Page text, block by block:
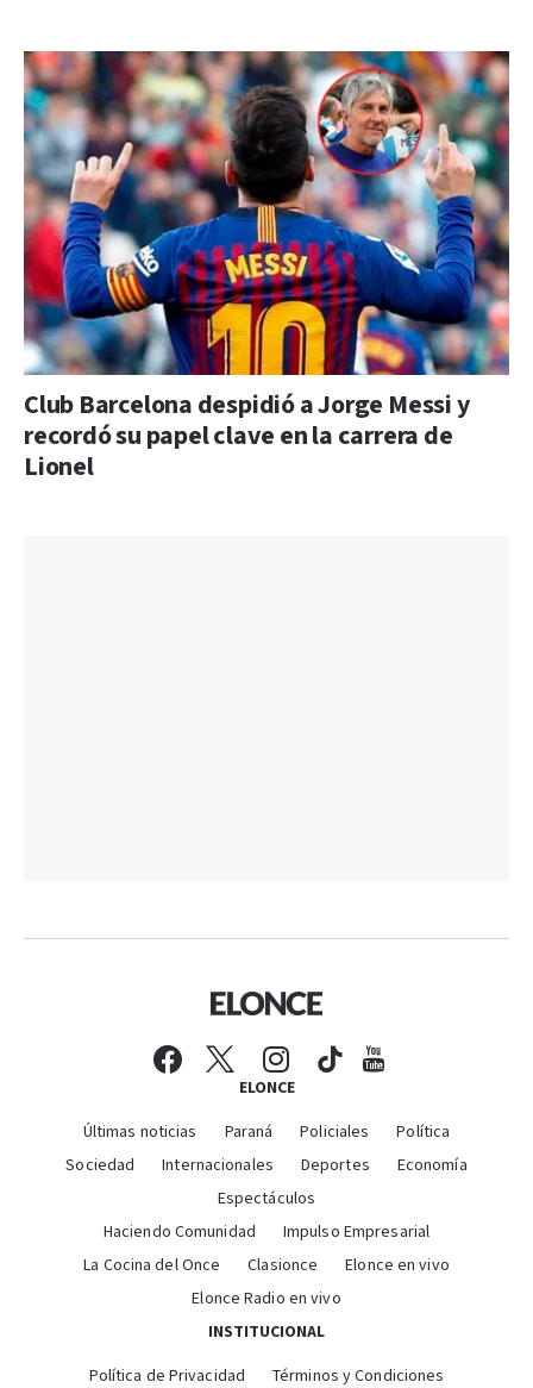
Club Barcelona despidió a Jorge Messi y
recordó su papel clave en la carrera de
Lionel
ELONCE
Últimas noticias Paraná Policiales
Política
Sociedad
Internacionales Deportes
Economía
Espectáculos
Haciendo Comunidad
Impulso Empresarial
La Cocina del Once
Clasionce
Elonce en vivo
Elonce Radio en vivo
INSTITUCIONAL
Política de Privacidad Términos y Condiciones